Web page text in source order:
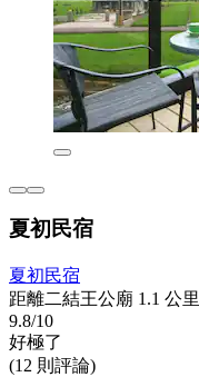
夏初民宿
夏初民宿
距離二結王公廟 1.1 公里
9.8/10
好極了
(12 則評論)